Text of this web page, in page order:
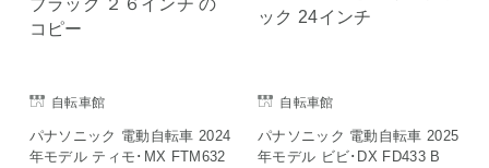
自転車館
パナソニック 電動自転車 2024
年モデル ティモ･MX FTM632
自転車館
パナソニック 電動自転車 2025
年モデル ビビ･DX FD433 B